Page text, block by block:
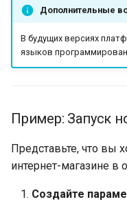
Дополнительные
В будущих версиях
языков
Пример: Запуск
Представьте, что вы
интернет-магазине в
Создайте